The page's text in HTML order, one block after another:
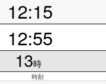
12:15
12:55
13時
時刻